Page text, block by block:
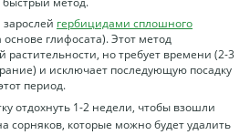
гербицидами сплошного
глифосата). Этот метод
растительности, но требует времени (2-3
и исключает последующую посадку
период.
отдохнуть 1-2 недели, чтобы взошли
сорняков, которые можно будет удалить